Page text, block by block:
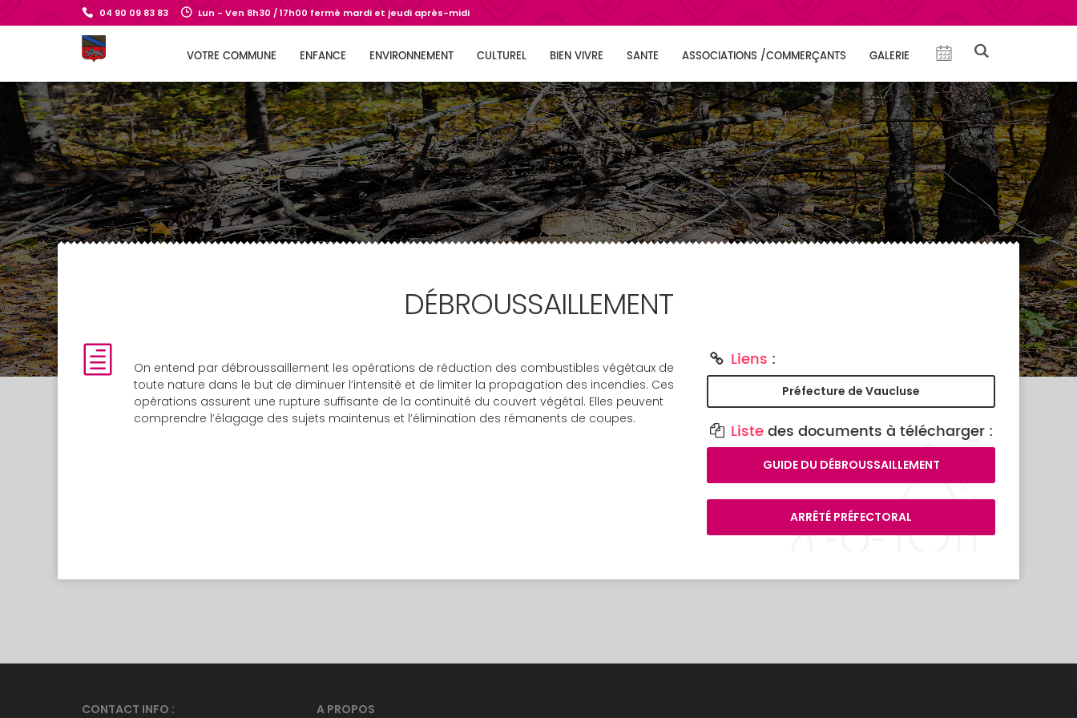
04 90 09 83 83 Lun - Ven 8h30 / 17h00 fermé mardi et jeudi après-midi
VOTRE COMMUNE ENFANCE ENVIRONNEMENT CULTUREL BIEN VIVRE SANTE ASSOCIATIONS /COMMERÇANTS GALERIE
DÉBROUSSAILLEMENT
On entend par débroussaillement les opérations de réduction des combustibles végétaux de
toute nature dans le but de diminuer l’intensité et de limiter la propagation des incendies. Ces
opérations assurent une rupture suffisante de la continuité du couvert végétal. Elles peuvent
comprendre l’élagage des sujets maintenus et l’élimination des rémanents de coupes.
Liens :
Préfecture de Vaucluse
Listedes documents à télécharger :
GUIDE DU DÉBROUSSAILLEMENT
ARRÊTÉ PRÉFECTORAL
CONTACT INFO : A PROPOS